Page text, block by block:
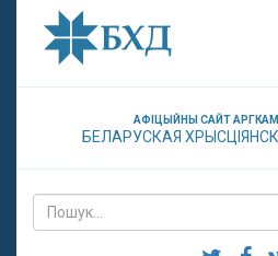
АФІЦЫЙНЫ САЙТ
БЕЛАРУСКАЯ